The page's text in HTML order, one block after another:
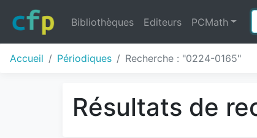
Bibliothèques Editeurs PCMath
Accueil Périodiques Recherche : "0224-0165"
Résultats de